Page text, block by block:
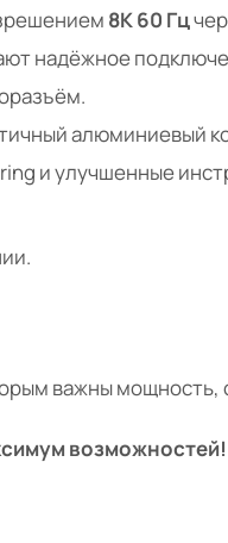
8K 60 Гц
надёжное
алюминиевый
и улучшенные
важны мощность,
возможностей!